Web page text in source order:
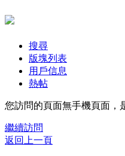
搜尋
版塊列表
用戶信息
熱帖
您訪問的頁面無手機頁面，
繼續訪問
返回上一頁